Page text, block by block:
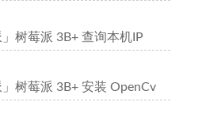
」树莓派 3B+ 查询本机IP
」树莓派 3B+ 安装 OpenCv